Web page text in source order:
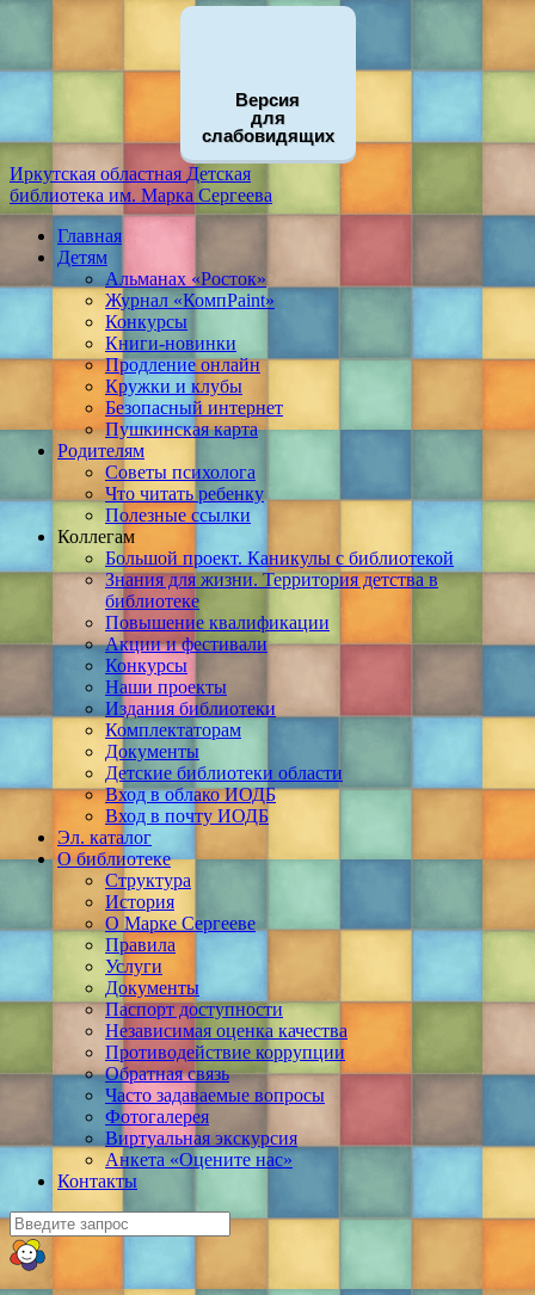
Версия
для
слабовидящих
Иркутская областная Детская
библиотека им. Марка Сергеева
Главная
Детям
Альманах «Росток»
Журнал «КомпPaint»
Конкурсы
Книги-новинки
Продление онлайн
Кружки и клубы
Безопасный интернет
Пушкинская карта
Родителям
Советы психолога
Что читать ребенку
Полезные ссылки
Коллегам
Большой проект. Каникулы с библиотекой
Знания для жизни. Территория детства в
библиотеке
Повышение квалификации
Акции и фестивали
Конкурсы
Наши проекты
Издания библиотеки
Комплектаторам
Документы
Детские библиотеки области
Вход в облако ИОДБ
Вход в почту ИОДБ
Эл. каталог
О библиотеке
Структура
История
О Марке Сергееве
Правила
Услуги
Документы
Паспорт доступности
Независимая оценка качества
Противодействие коррупции
Обратная связь
Часто задаваемые вопросы
Фотогалерея
Виртуальная экскурсия
Анкета «Оцените нас»
Контакты